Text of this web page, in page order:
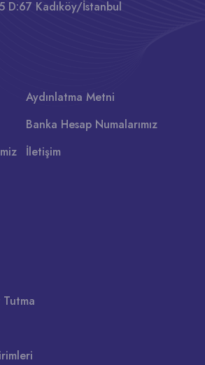
D:67 Kadıköy/İstanbul
Aydınlatma Metni
Banka Hesap Numalarımız
İletişim